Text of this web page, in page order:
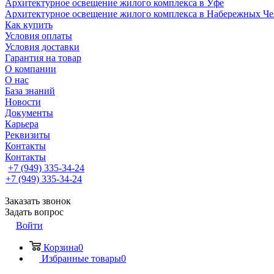
Архитектурное освещение жилого комплекса в Уфе
Архитектурное освещение жилого комплекса в Набережных
Как купить
Условия оплаты
Условия доставки
Гарантия на товар
О компании
О нас
База знаний
Новости
Документы
Карьера
Реквизиты
Контакты
Контакты
+7 (949) 335-34-24
+7 (949) 335-34-24
Заказать звонок
Задать вопрос
Войти
Корзина0
Избранные товары0